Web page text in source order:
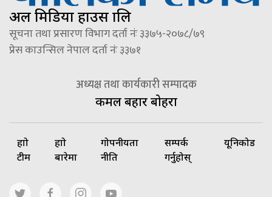
अल मिडिया हाउस प्रालि
सूचना तथा प्रसारण विभाग दर्ता नंः ३३७५-२०७८/७९
प्रेस काउन्सिल नेपाल दर्ता नंः ३३७१
अध्यक्ष तथा कार्यकारी सम्पादक
कमल बहादुर बोहरा
हाम्रो
टीम
हाम्रो
बारेमा
गोपनीयता
नीति
सम्पर्क
गर्नुहोस्
यूनिकोड